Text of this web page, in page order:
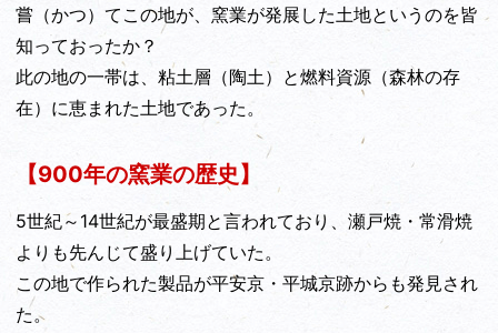
嘗（かつ）てこの地が、窯業が発展した土地というのを皆
知っておったか？
此の地の一帯は、粘土層（陶土）と燃料資源（森林の存
在）に恵まれた土地であった。
【900年の窯業の歴史】
5世紀～14世紀が最盛期と言われており、瀬戸焼・常滑焼
よりも先んじて盛り上げていた。
この地で作られた製品が平安京・平城京跡からも発見され
た。